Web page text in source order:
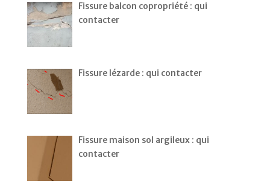
Fissure balcon copropriété : qui
contacter
Fissure lézarde : qui contacter
Fissure maison sol argileux : qui
contacter